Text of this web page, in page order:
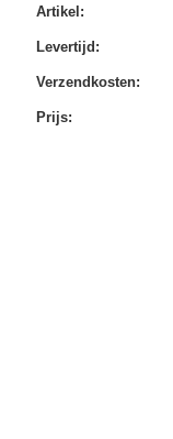
Artikel :
Levertijd :
Verzendkosten:
Prijs: